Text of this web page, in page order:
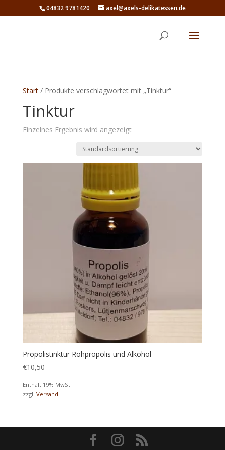
04832 9781420 axel@axels-delikatessen.de
Start/ Produkte verschlagwortet mit „Tinktur“
Tinktur
Einzelnes Ergebnis wird angezeigt
Propolistinktur Rohpropolis und Alkohol
€10,50
Enthält 19% MwSt.
zzgl. Versand